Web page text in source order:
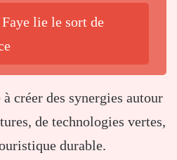
lie le sort de
créer des synergies autour
de technologies vertes,
durable.